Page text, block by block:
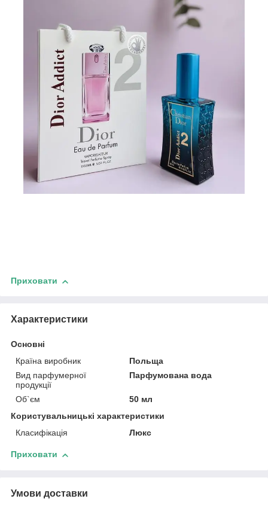
Приховати
Характеристики
Основні
Країна виробник
Польща
Вид парфумерної
продукції
Парфумована вода
Об`єм
50 мл
Користувальницькі характеристики
Класифікація
Люкс
Приховати
Умови доставки